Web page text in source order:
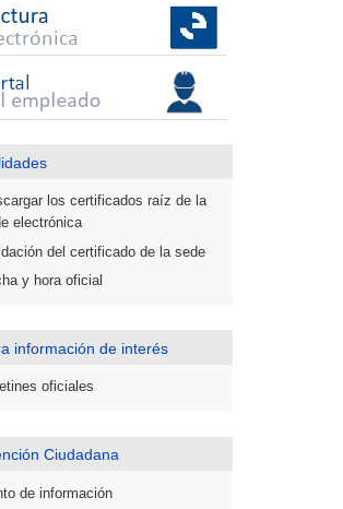
los certificados raíz de la
electrónica
del certificado de la sede
y hora oficial
información de interés
oficiales
Ciudadana
de información